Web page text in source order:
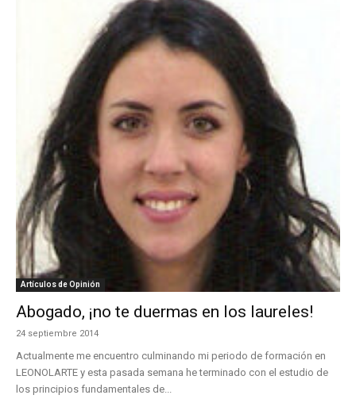
Artículos de Opinión
Abogado, ¡no te duermas en los laureles!
24 septiembre 2014
Actualmente me encuentro culminando mi periodo de formación en
LEONOLARTE y esta pasada semana he terminado con el estudio de
los principios fundamentales de...